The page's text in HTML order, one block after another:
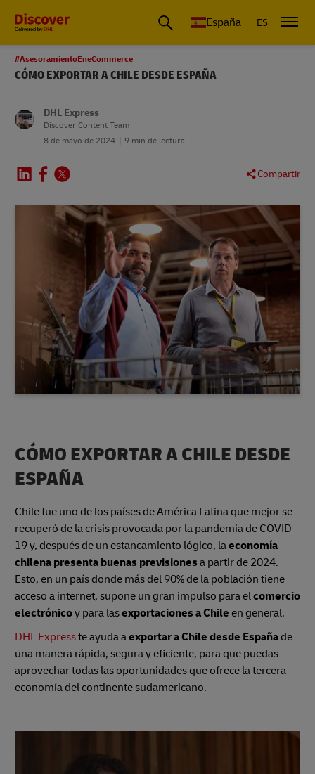
España ES
#AsesoramientoEneCommerce
CÓMO EXPORTAR A CHILE DESDE ESPAÑA
DHL Express
Discover Content Team
8 de mayo de 2024
9 min de lectura
Compartir
CÓMO EXPORTAR A CHILE DESDE
ESPAÑA
Chile fue uno de los países de América Latina que mejor se
recuperó de la crisis provocada por la pandemia de COVID-
19 y, después de un estancamiento lógico, laeconomía
chilena presenta buenas previsiones a partir de 2024.
Esto, en un país donde más del 90% de la población tiene
acceso a internet, supone un gran impulso para elcomercio
electrónicoy para lasexportaciones a Chile en general.
DHL Expresste ayuda aexportar a Chile desde España de
una manera rápida, segura y eficiente, para que puedas
aprovechar todas las oportunidades que ofrece la tercera
economía del continente sudamericano.